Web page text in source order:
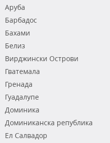
Аруба
Барбадос
Бахами
Белиз
Вирджински Острови
Гватемала
Гренада
Гуадалупе
Доминика
Доминиканска република
Ел Салвадор